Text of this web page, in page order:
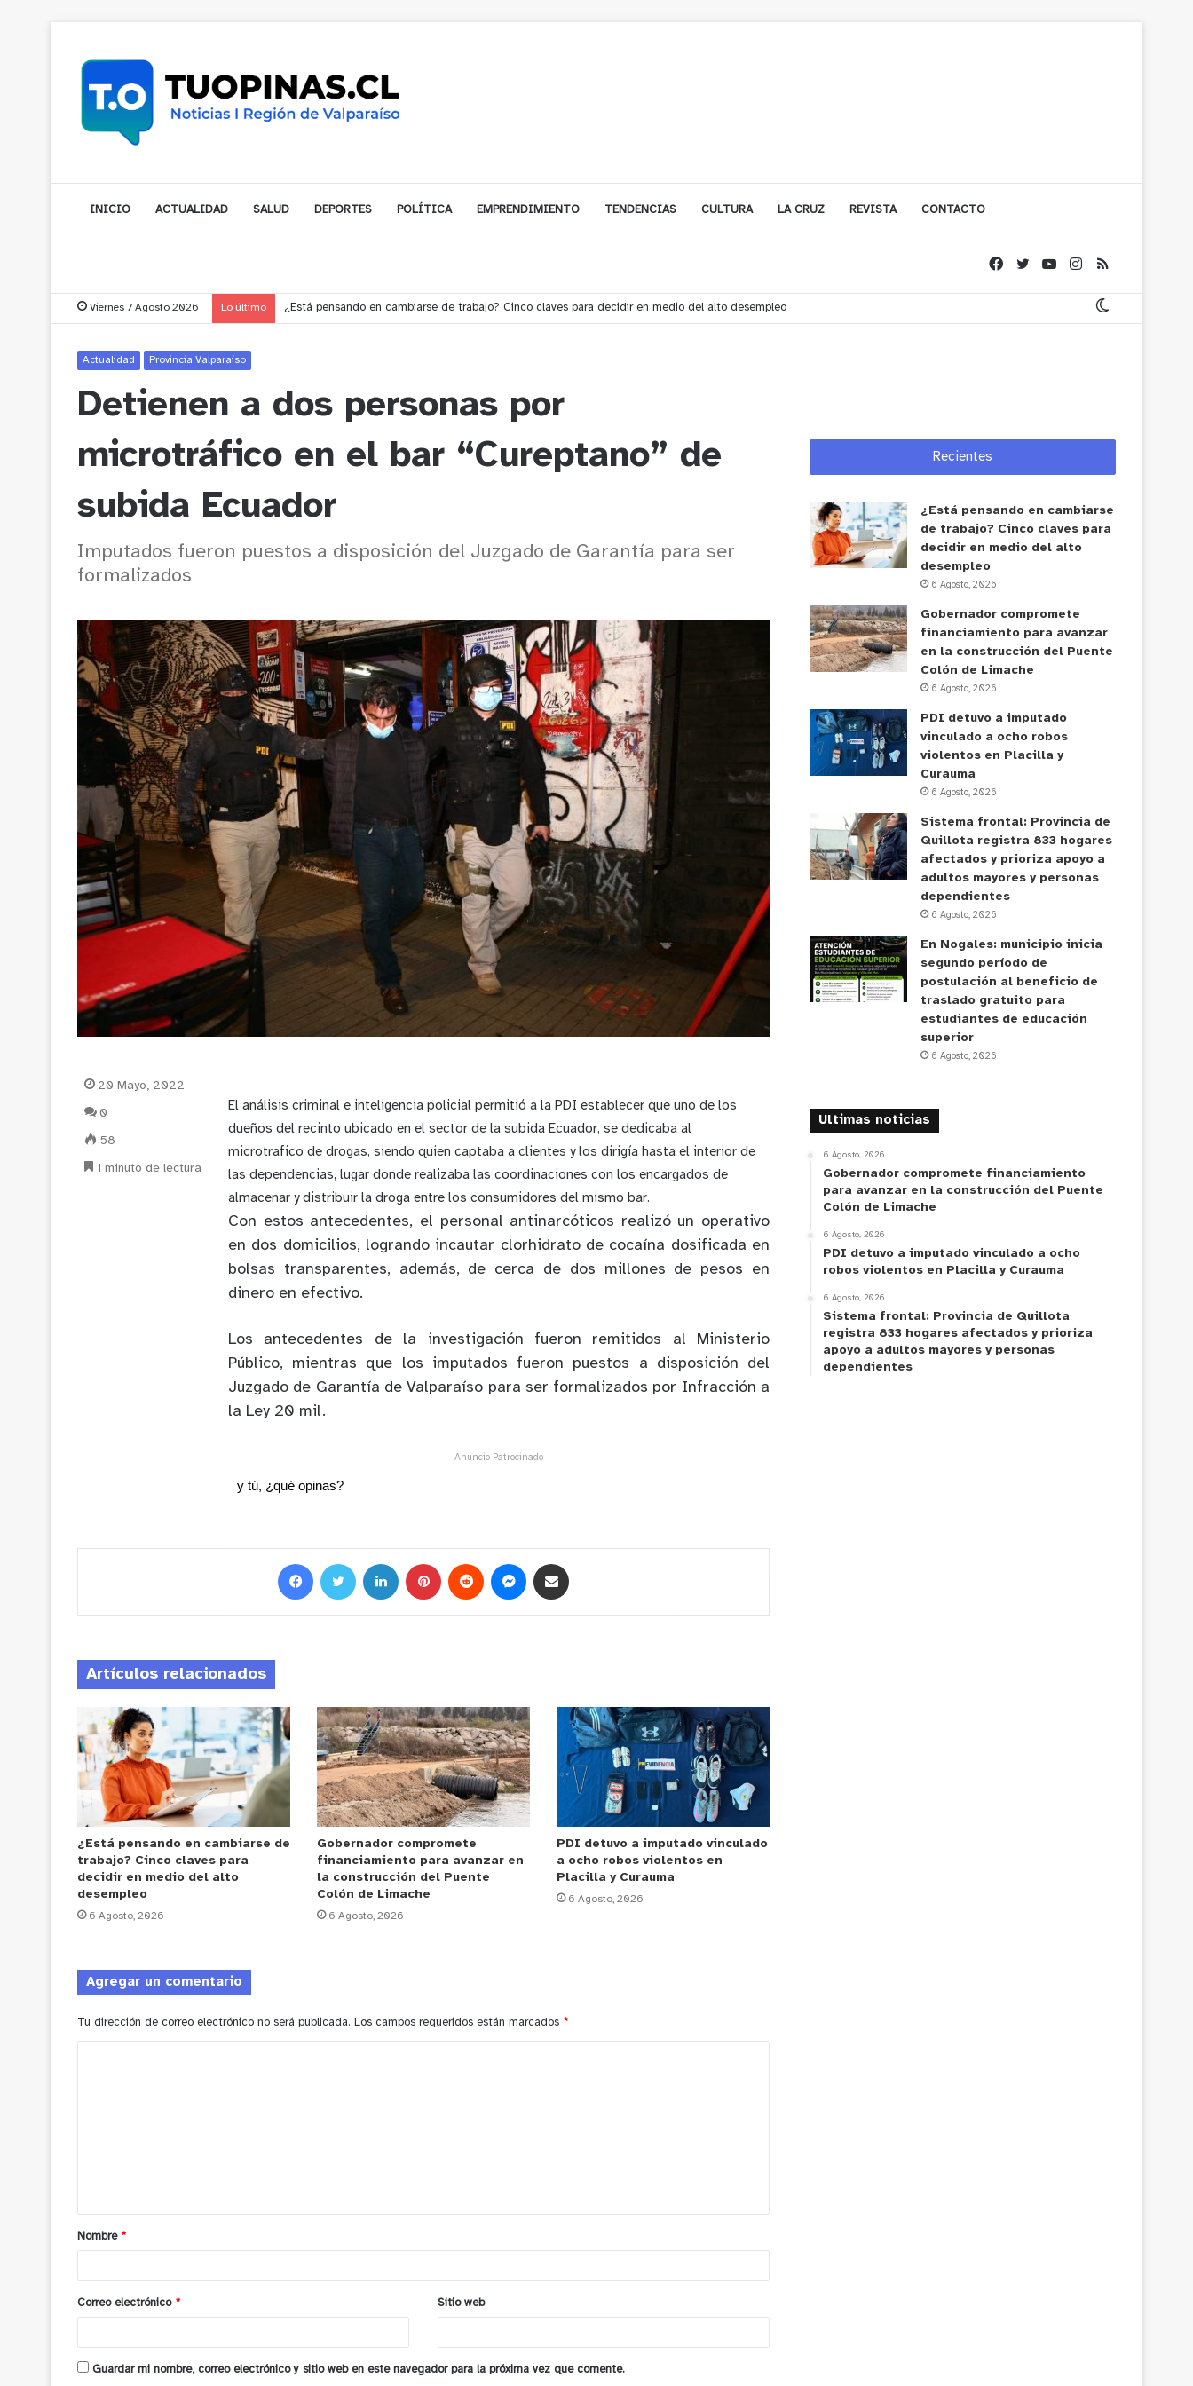
INICIO ACTUALIDAD SALUD DEPORTES POLÍTICA EMPRENDIMIENTO TENDENCIAS CULTURA LA CRUZ REVISTA CONTACTO
Viernes 7 Agosto 2026 Lo último Gobernador compromete financiamiento para avanzar en la construcción del Puente Colón de Limache
Actualidad Provincia Valparaíso
Detienen a dos personas por
microtráfico en el bar “Cureptano” de
subida Ecuador
Imputados fueron puestos a disposición del Juzgado de Garantía para ser
formalizados
El análisis criminal e inteligencia policial permitió a la PDI establecer que uno de los
dueños del recinto ubicado en el sector de la subida Ecuador, se dedicaba al
microtrafico de drogas, siendo quien captaba a clientes y los dirigía hasta el interior de
las dependencias, lugar donde realizaba las coordinaciones con los encargados de
almacenar y distribuir la droga entre los consumidores del mismo bar.
Con estos antecedentes, el personal antinarcóticos realizó un operativo
en dos domicilios, logrando incautar clorhidrato de cocaína dosificada en
bolsas transparentes, además, de cerca de dos millones de pesos en
dinero en efectivo.
Los antecedentes de la investigación fueron remitidos al Ministerio
Público, mientras que los imputados fueron puestos a disposición del
Juzgado de Garantía de Valparaíso para ser formalizados por Infracción a
la Ley 20 mil.
Anuncio Patrocinado
y tú, ¿qué opinas?
20 Mayo, 2022
0
58
1 minuto de lectura
Artículos relacionados
¿Está pensando en cambiarse de
trabajo? Cinco claves para
decidir en medio del alto
desempleo
6 Agosto, 2026
Gobernador compromete
financiamiento para avanzar en
la construcción del Puente
Colón de Limache
6 Agosto, 2026
PDI detuvo a imputado vinculado
a ocho robos violentos en
Placilla y Curauma
6 Agosto, 2026
Agregar un comentario
Tu dirección de correo electrónico no será publicada. Los campos requeridos están marcados *
a
r
*
Nombre *
Correo electrónico * Sitio web
Guardar mi nombre, correo electrónico y sitio web en este navegador para la próxima vez que comente.
Recientes
¿Está pensando en cambiarse
de trabajo? Cinco claves para
decidir en medio del alto
desempleo
6 Agosto, 2026
Gobernador compromete
financiamiento para avanzar
en la construcción del Puente
Colón de Limache
6 Agosto, 2026
PDI detuvo a imputado
vinculado a ocho robos
violentos en Placilla y
Curauma
6 Agosto, 2026
Sistema frontal: Provincia de
Quillota registra 833 hogares
afectados y prioriza apoyo a
adultos mayores y personas
dependientes
6 Agosto, 2026
En Nogales: municipio inicia
segundo período de
postulación al beneficio de
traslado gratuito para
estudiantes de educación
superior
6 Agosto, 2026
Ultimas noticias
6 Agosto, 2026
Gobernador compromete financiamiento
para avanzar en la construcción del Puente
Colón de Limache
6 Agosto, 2026
PDI detuvo a imputado vinculado a ocho
robos violentos en Placilla y Curauma
6 Agosto, 2026
Sistema frontal: Provincia de Quillota
registra 833 hogares afectados y prioriza
apoyo a adultos mayores y personas
dependientes